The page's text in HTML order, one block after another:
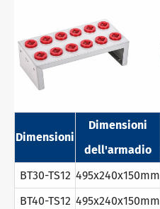
Dimensioni
Dimensioni
dell'armadio
BT30-TS12 495x240x150mm
BT40-TS12 495x240x150mm